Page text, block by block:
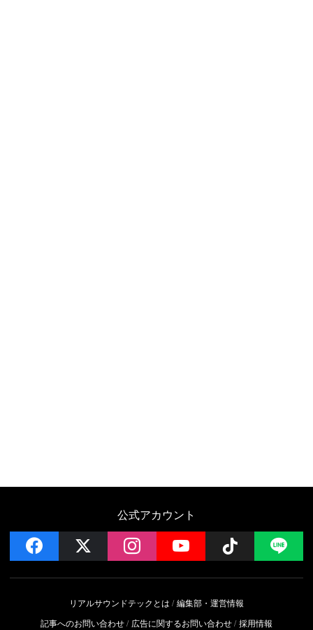
公式アカウント
facebook instagramYouTube Follow
リアルサウンドテックとは
編集部・運営情報
記事へのお問い合わせ
広告に関するお問い合わせ 採用情報